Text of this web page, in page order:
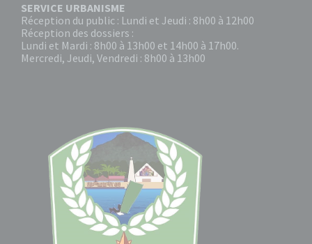
SERVICE URBANISME
Réception du public : Lundi et Jeudi : 8h00 à 12h00
Réception des dossiers :
Lundi et Mardi : 8h00 à 13h00 et 14h00 à 17h00.
Mercredi, Jeudi, Vendredi : 8h00 à 13h00